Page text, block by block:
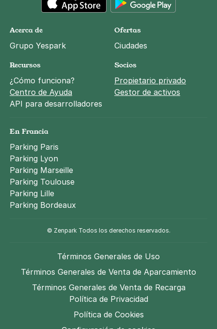
Acerca de
Grupo Yespark
Ofertas
Ciudades
Socios
Propietario privado
Gestor de activos
Recursos
¿Cómo funciona?
Centro de Ayuda
API para desarrolladores
En Francia
Parking Paris
Parking Lyon
Parking Marseille
Parking Toulouse
Parking Lille
Parking Bordeaux
© Zenpark Todos los derechos reservados.
Términos Generales de Uso
Términos Generales de Venta de Aparcamiento
Términos Generales de Venta de Recarga
Política de Privacidad
Política de Cookies